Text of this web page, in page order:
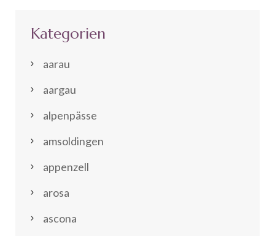
Kategorien
aarau
aargau
alpenpässe
amsoldingen
appenzell
arosa
ascona